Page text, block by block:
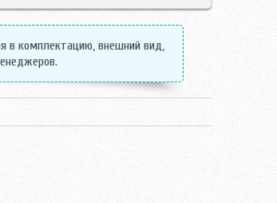
в комплектацию, внешний вид,